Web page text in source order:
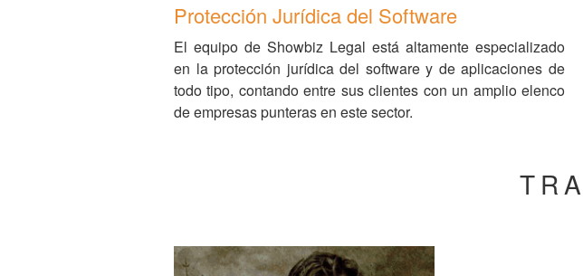
Protección Jurídica del Software
El equipo de Showbiz Legal está altamente especializado
en la protección jurídica del software y de aplicaciones de
todo tipo, contando entre sus clientes con un amplio elenco
de empresas punteras en este sector.